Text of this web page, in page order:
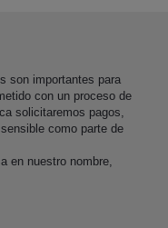
son importantes para
con un proceso de
solicitaremos pagos,
como parte de
en nuestro nombre,